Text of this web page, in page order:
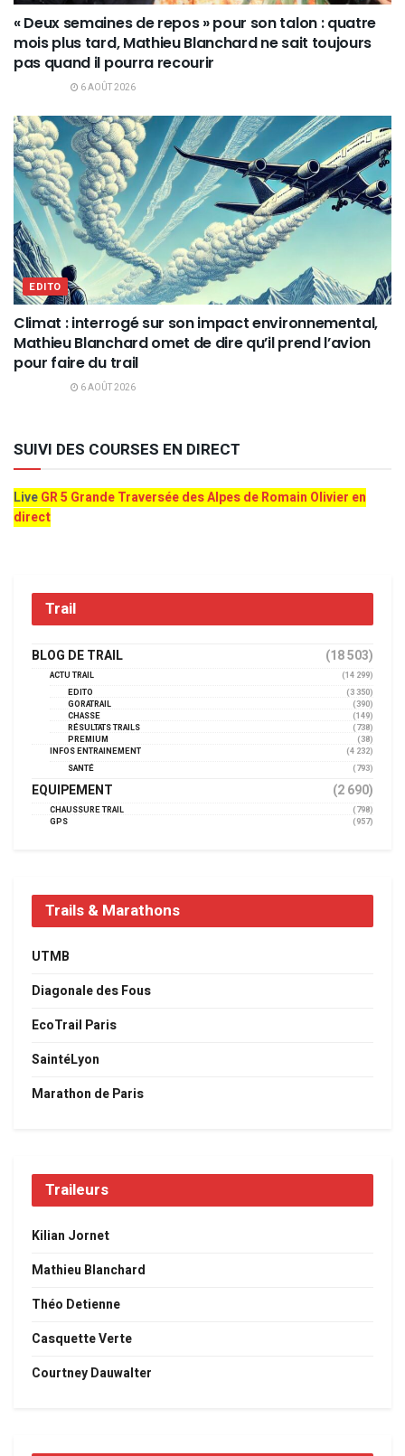
« Deux semaines de repos » pour son talon : quatre
mois plus tard, Mathieu Blanchard ne sait toujours
pas quand il pourra recourir
6 AOÛT 2026
EDITO
Climat : interrogé sur son impact environnemental,
Mathieu Blanchard omet de dire qu’il prend l’avion
pour faire du trail
6 AOÛT 2026
SUIVI DES COURSES EN DIRECT
LiveGR 5 Grande Traversée des Alpes de Romain Olivier en
direct
Trail
BLOG DE TRAIL (18 503)
ACTU TRAIL
(14 299)
EDITO
(3 350)
GORATRAIL
(390)
CHASSE
(149)
RÉSULTATS TRAILS
(738)
PREMIUM
(38)
INFOS ENTRAINEMENT
(4 232)
SANTÉ
(793)
EQUIPEMENT (2 690)
CHAUSSURE TRAIL
(798)
GPS
(957)
Trails & Marathons
UTMB
Diagonale des Fous
EcoTrail Paris
SaintéLyon
Marathon de Paris
Traileurs
Kilian Jornet
Mathieu Blanchard
Théo Detienne
Casquette Verte
Courtney Dauwalter